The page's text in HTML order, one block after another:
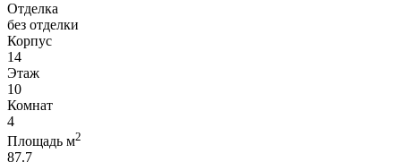
Отделка
без отделки
Корпус
14
Этаж
10
Комнат
4
Площадь м2
87.7